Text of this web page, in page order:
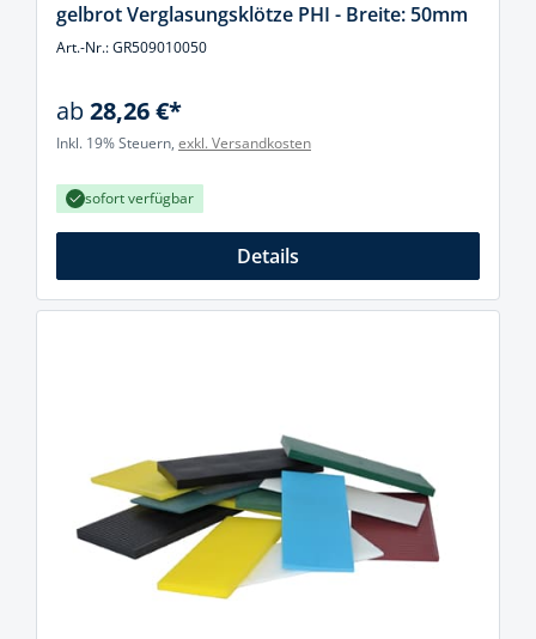
gelbrot Verglasungsklötze PHI - Breite: 50mm
Art.-Nr.: GR509010050
ab28,26 €*
Inkl. 19% Steuern, exkl. Versandkosten
sofort verfügbar
Details